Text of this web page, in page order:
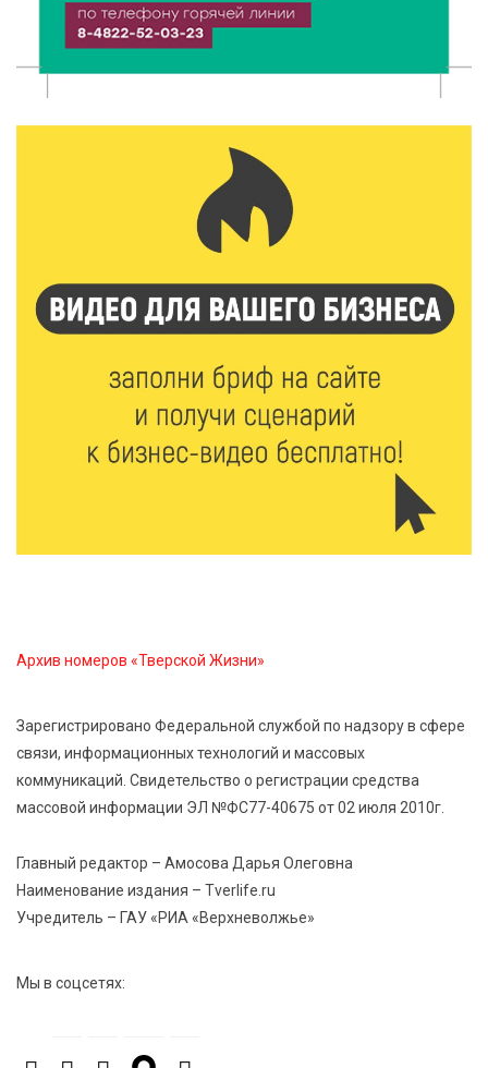
7 Авг 2026 17:02 320
Без прав и лицензий: итоги проверки таксистов в
7 Авг 2026 16:02 516
Сладкая программа в Твери: дегустация мёда и
рассказ о жизни пчёл
Открыт набор на программу амбассадоров для
студентов российских вузов
Жителям Тверской области напомнили об
Золотой век “Горьковки”: как А. М. Кузнецова
7 Авг 2026 15:30 301
«Россети Центр» отремонтировали почти 270
трансформаторных подстанций и более 146 км ЛЭП
7 Авг 2026 15:10 307
На Петербургском марафоне «Пушкин — Петербург»
Архив номеров «Тверской Жизни»
Зарегистрировано Федеральной службой по надзору в сфере
связи, информационных технологий и массовых
коммуникаций. Свидетельство о регистрации средства
массовой информации ЭЛ №ФС77-40675 от 02 июля 2010г.
Главный редактор – Амосова Дарья Олеговна
Наименование издания – Tverlife.ru
Учредитель – ГАУ «РИА «Верхневолжье»
Мы в соцсетях: